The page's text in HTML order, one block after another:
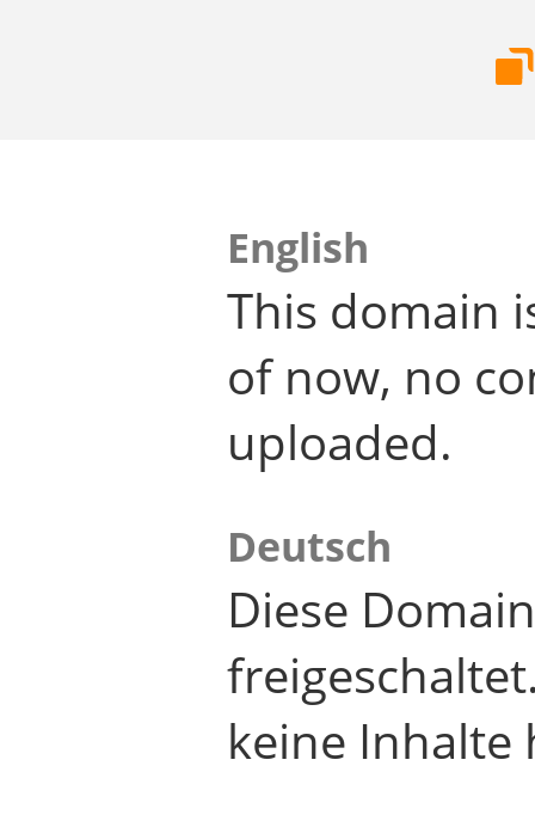
English
This domain
of now, no
uploaded.
Deutsch
Diese
keine Inhalte